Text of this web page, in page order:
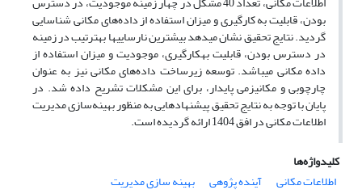
بودن، قابلیت به­ کارگیری و میزان استفاده از داد‌ه‌­های مکانی شناسایی
گردید. نتایج تحقیق نشان می­دهد بیشترین نارسایی­ها به­ترتیب در زمینه
در دسترس بودن، قابلیت به­کارگیری، موجودیت و میزان استفاده از
داده­ مکانی می­باشد. توسعه زیرساخت داده­‌های مکانی نیز به­ عنوان
چارچوبی و مکانیزمی پایدار، برای این مشکلات تشریح داده شد. در
پایان با توجه به نتایج تحقیق پیشنهادهایی به ­منظور بهینه­‌سازی مدیریت
اطلاعات مکانی در افق 1404 ارائه گردیده است.
کلیدواژه‌ها
اطلاعات مکانی
آینده پژوهی بهینه سازی مدیریت